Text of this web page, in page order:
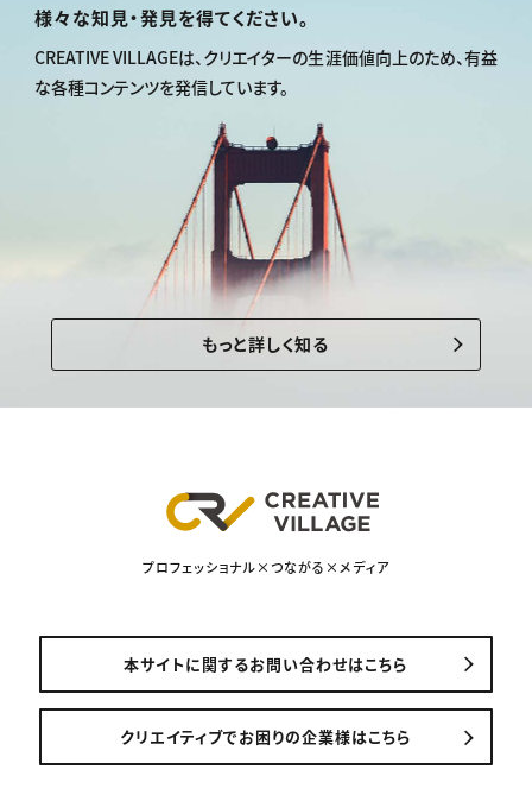
様々な知見・発見を得てください。
CREATIVE VILLAGEは、 クリエイターの生涯価値向上のため、有益
な各種コンテンツを発信しています。
もっと詳しく知る
プロフェッショナル×つながる×メディア
本サイトに関するお問い合わせはこちら
クリエイティブでお困りの企業様はこちら